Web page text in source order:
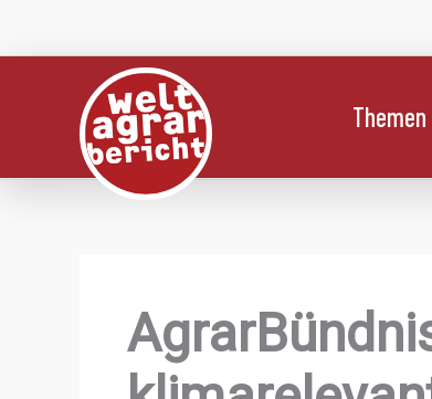
Themen